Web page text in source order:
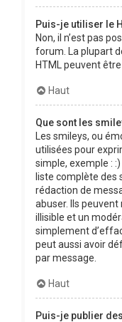
Puis-je utiliser le
Non, il n’est pas
forum. La plupart
HTML peuvent
Haut
Que sont les
Les smileys, ou
utilisées pour
simple, exemple :
liste complète des
rédaction de
abuser. Ils
illisible et un
simplement
peut aussi avoir
par message.
Haut
Puis-je publier